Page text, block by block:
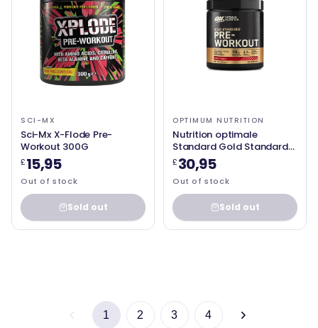
SCI-MX
Sci-Mx X-Flode Pre-
Workout 300G
£15,95
Out of stock
Sold out
OPTIMUM NUTRITION
Nutrition optimale
Standard Gold Standard
pré-entraînement 330g
Fruit Punch
£30,95
Out of stock
Sold out
1 2 3 4